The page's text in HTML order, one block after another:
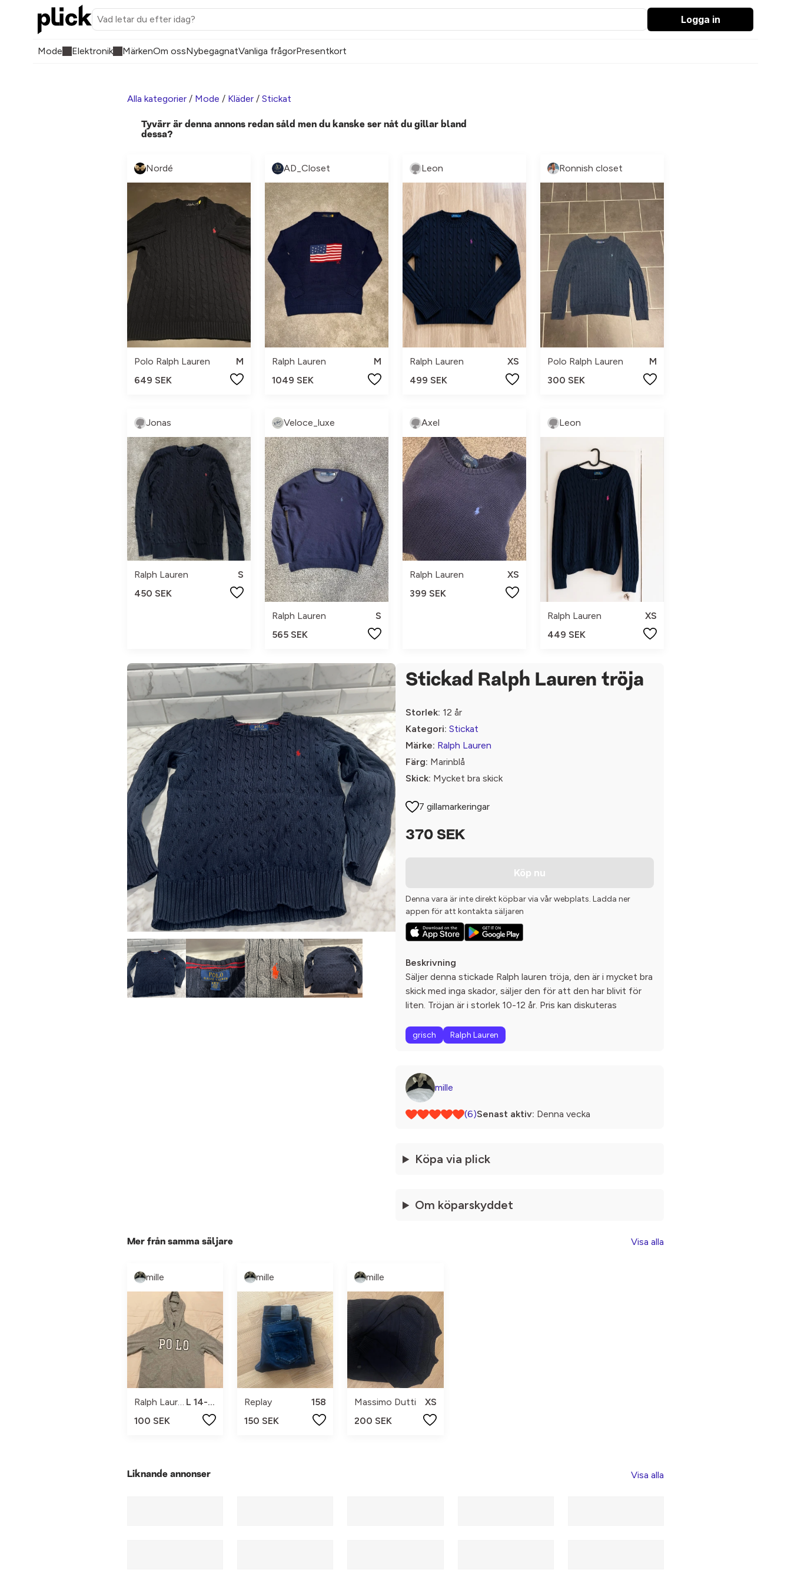
Logga in
Mode Elektronik MärkenOm ossNybegagnatVanliga frågorPresentkort
Alla kategorier / Mode / Kläder / Stickat
Tyvärr är denna annons redan såld men du kanske ser nåt du gillar bland
dessa?
Nordé
Polo Ralph Lauren
M
649 SEK
AD_Closet
Ralph Lauren
M
1049 SEK
Leon
Ralph Lauren
XS
499 SEK
Ronnish closet
Polo Ralph Lauren
M
300 SEK
Jonas
Ralph Lauren
S
450 SEK
Veloce_luxe
Ralph Lauren
S
565 SEK
Axel
Ralph Lauren
XS
399 SEK
Leon
Ralph Lauren
XS
449 SEK
Stickad Ralph Lauren tröja
Storlek: 12 år
Kategori: Stickat
Märke: Ralph Lauren
Färg: Marinblå
Skick: Mycket bra skick
7 gillamarkeringar
370 SEK
Köp nu
Denna vara är inte direkt köpbar via vår webplats. Ladda ner
appen för att kontakta säljaren
Beskrivning
Säljer denna stickade Ralph lauren tröja, den är i mycket bra
skick med inga skador, säljer den för att den har blivit för
liten. Tröjan är i storlek 10-12 år. Pris kan diskuteras
grisch Ralph Lauren
mille
(6)Senast aktiv: Denna vecka
Köpa via plick
Om köparskyddet
Mer från samma säljare Visa alla
mille
L 14-16
100 SEK
mille
Replay
158
150 SEK
mille
Massimo Dutti
XS
200 SEK
Liknande annonser Visa alla